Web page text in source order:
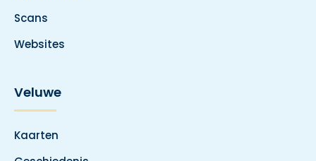
Scans
Websites
Veluwe
Kaarten